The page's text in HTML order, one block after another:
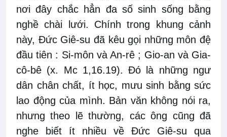
nơi đây chắc hẳn đa số sinh sống bằng
nghề chài lưới. Chính trong khung cảnh
này, Đức Giê-su đã kêu gọi những môn đệ
đầu tiên : Si-môn và An-rê ; Gio-an và Gia-
cô-bê (x. Mc 1,16.19). Đó là những ngư
dân chân chất, ít học, mưu sinh bằng sức
lao động của mình. Bản văn không nói ra,
nhưng theo lẽ thường, các ông cũng đã
nghe biết ít nhiều về Đức Giê-su qua